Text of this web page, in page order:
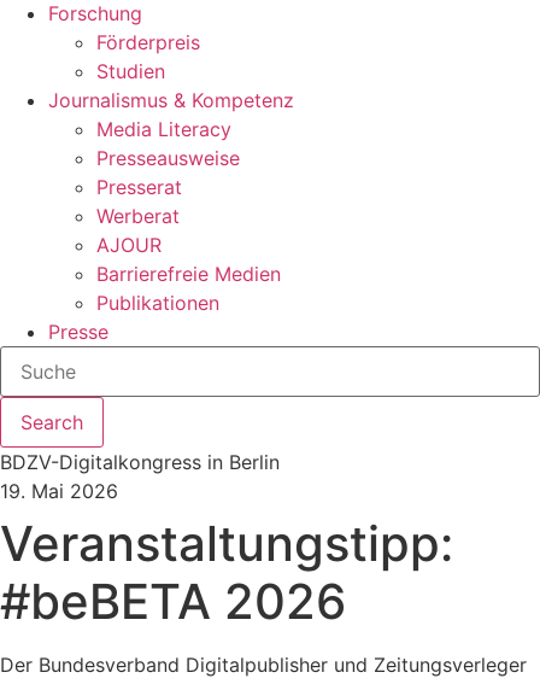
Forschung
Förderpreis
Studien
Journalismus & Kompetenz
Media Literacy
Presseausweise
Presserat
Werberat
AJOUR
Barrierefreie Medien
Publikationen
Presse
Search
BDZV-Digitalkongress in Berlin
19. Mai 2026
Veranstaltungstipp:
#beBETA 2026
Der Bundesverband Digitalpublisher und Zeitungsverleger